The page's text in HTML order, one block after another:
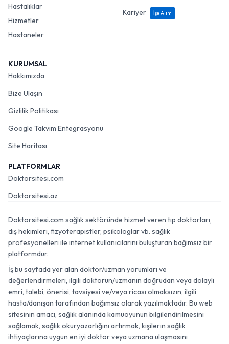
Hastalıklar
Hizmetler
Hastaneler
Kariyer
İşe Alım
KURUMSAL
Hakkımızda
Bize Ulaşın
Gizlilik Politikası
Google Takvim Entegrasyonu
Site Haritası
PLATFORMLAR
Doktorsitesi.com
Doktorsitesi.az
Doktorsitesi.com sağlık sektöründe hizmet veren tıp doktorları,
diş hekimleri, fizyoterapistler, psikologlar vb. sağlık
profesyonelleri ile internet kullanıcılarını buluşturan bağımsız bir
platformdur.
İş bu sayfada yer alan doktor/uzman yorumları ve
değerlendirmeleri, ilgili doktorun/uzmanın doğrudan veya dolaylı
emri, talebi, önerisi, tavsiyesi ve/veya ricası olmaksızın, ilgili
hasta/danışan tarafından bağımsız olarak yazılmaktadır. Bu web
sitesinin amacı, sağlık alanında kamuoyunun bilgilendirilmesini
sağlamak, sağlık okuryazarlığını artırmak, kişilerin sağlık
ihtiyaçlarına uygun en iyi doktor veya uzmana ulaşmasını